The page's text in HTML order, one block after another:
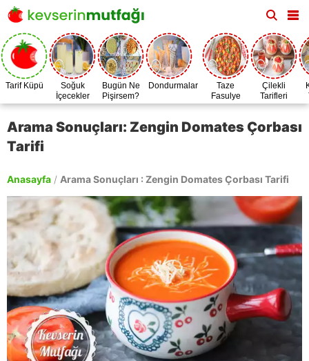
Tarif Küpü
Soğuk
İçecekler
Bugün Ne
Pişirsem?
Dondurmalar
Taze
Fasulye
Zamanı
Çilekli
Tarifleri
Arama Sonuçları: Zengin Domates Çorbası
Tarifi
Anasayfa / Arama Sonuçları : Zengin Domates Çorbası Tarifi